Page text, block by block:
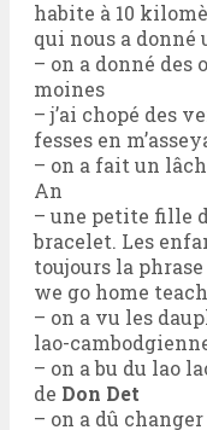
habite à 10
qui nous a donné
– on a donné
moines
– j’ai chopé des
fesses en
– on a fait un
An
– une petite fille
bracelet. Les
toujours la
we go home
– on a vu les
lao-
– on a bu du lao
de Don Det
– on a dû